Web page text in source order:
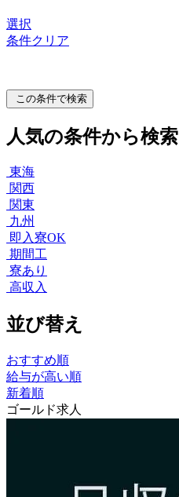
選択
条件クリア
この条件で検索
人気の条件から検索
東海
関西
関東
九州
即入寮OK
期間工
寮あり
高収入
並び替え
おすすめ順
給与が高い順
新着順
ゴールド求人